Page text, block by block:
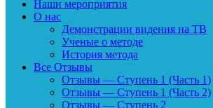
Наши мероприятия
О нас
Демонстрации видения на ТВ
Ученые о методе
История метода
Все Отзывы
Отзывы — Ступень 1 (Часть 1)
Отзывы — Ступень 1 (Часть 2)
Отзывы — Ступень 2